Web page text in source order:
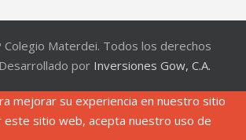
Colegio Materdei. Todos los derechos
por Inversiones Gow, C.A.
mejorar su experiencia en nuestro sitio
este sitio web, acepta nuestro uso de